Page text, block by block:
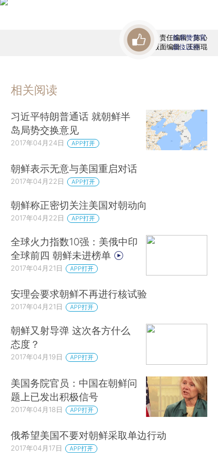
责任编辑：陈沁
版面编辑：王丽琨
首席赞赏官
虚位以待
相关阅读
习近平特朗普通话 就朝鲜半
岛局势交换意见
2017年04月24日 APP打开
朝鲜表示无意与美国重启对话
2017年04月22日 APP打开
朝鲜称正密切关注美国对朝动向
2017年04月22日 APP打开
全球火力指数10强：美俄中印
全球前四 朝鲜未进榜单
2017年04月21日 APP打开
安理会要求朝鲜不再进行核试验
2017年04月21日 APP打开
朝鲜又射导弹 这次各方什么
态度？
2017年04月19日 APP打开
美国务院官员：中国在朝鲜问
题上已发出积极信号
2017年04月18日 APP打开
俄希望美国不要对朝鲜采取单边行动
2017年04月17日 APP打开